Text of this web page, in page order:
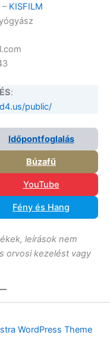
– KISFILM
:
public/
Időpontfoglalás
Búzafű
YouTube
Fény és Hang
leírások nem
orvosi kezelést vagy
WordPress Theme